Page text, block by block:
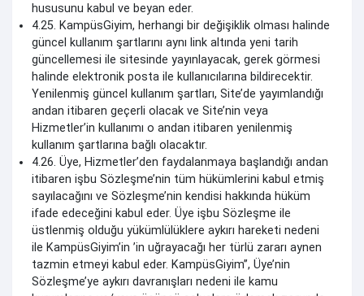
hususunu kabul ve beyan eder.
4.25. KampüsGiyim, herhangi bir değişiklik olması halinde
güncel kullanım şartlarını aynı link altında yeni tarih
güncellemesi ile sitesinde yayınlayacak, gerek görmesi
halinde elektronik posta ile kullanıcılarına bildirecektir.
Yenilenmiş güncel kullanım şartları, Site’de yayımlandığı
andan itibaren geçerli olacak ve Site’nin veya
Hizmetler’in kullanımı o andan itibaren yenilenmiş
kullanım şartlarına bağlı olacaktır.
4.26. Üye, Hizmetler’den faydalanmaya başlandığı andan
itibaren işbu Sözleşme’nin tüm hükümlerini kabul etmiş
sayılacağını ve Sözleşme’nin kendisi hakkında hüküm
ifade edeceğini kabul eder. Üye işbu Sözleşme ile
üstlenmiş olduğu yükümlülüklere aykırı hareketi nedeni
ile KampüsGiyim’in ’in uğrayacağı her türlü zararı aynen
tazmin etmeyi kabul eder. KampüsGiyim’’, Üye’nin
Sözleşme’ye aykırı davranışları nedeni ile kamu